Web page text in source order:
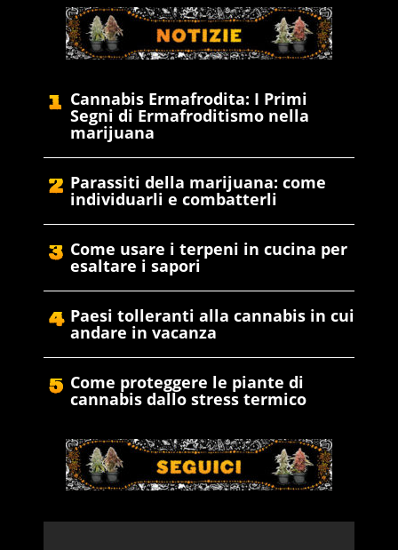
Cannabis Ermafrodita: I Primi
Segni di Ermafroditismo nella
marijuana
Parassiti della marijuana: come
individuarli e combatterli
Come usare i terpeni in cucina per
esaltare i sapori
Paesi tolleranti alla cannabis in cui
andare in vacanza
Come proteggere le piante di
cannabis dallo stress termico